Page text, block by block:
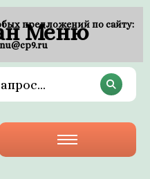
Меню
предложений по сайту: